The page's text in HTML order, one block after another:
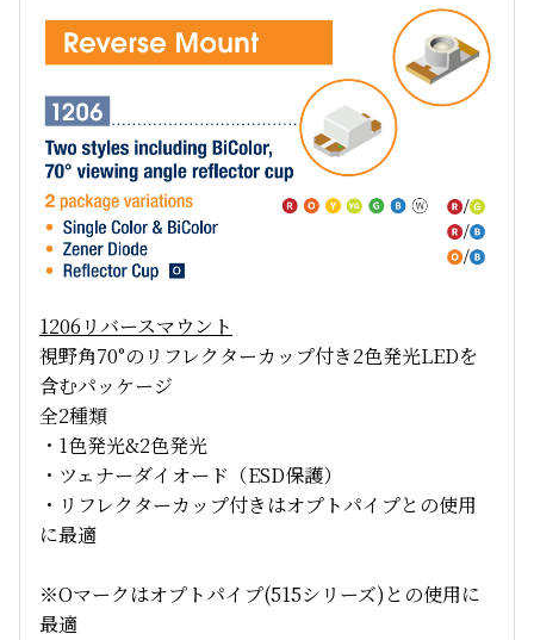
1206 リバースマウント
視野角70°のリフレクターカップ付き2色発光LEDを
含むパッケージ
全2種類
・1色発光&2色発光
・ツェナーダイオード（ESD保護）
・リフレクターカップ付きはオプトパイプとの使用
に最適
※Oマークはオプトパイプ(515シリーズ)との使用に
最適